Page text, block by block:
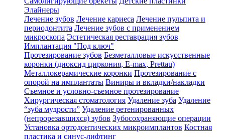
Элайнеры
Лечение зубов Лечение кариеса Лечение пульпита и
периодонтита Лечение зубов с применением
микроскопа Эстетическая реставрация зубов
Имплантация "Под ключ"
Протезирование зубов Безметалловые искусственные
коронки (диоксид циркония, E-max, Prettau)
Металлокерамические коронки Протезирование с
опорой на имплантаты Виниры и вкладки/накладки
Съемное и условно-съемное протезирование
Хирургическая стоматология Удаление зуба Удаление
“зуба мудрости” Удаление ретенированных
(непрорезавшихся) зубов Зубосохраняющие операции
Установка ортодонтических микроимплантов Костная
пластика и синус-лифтинг